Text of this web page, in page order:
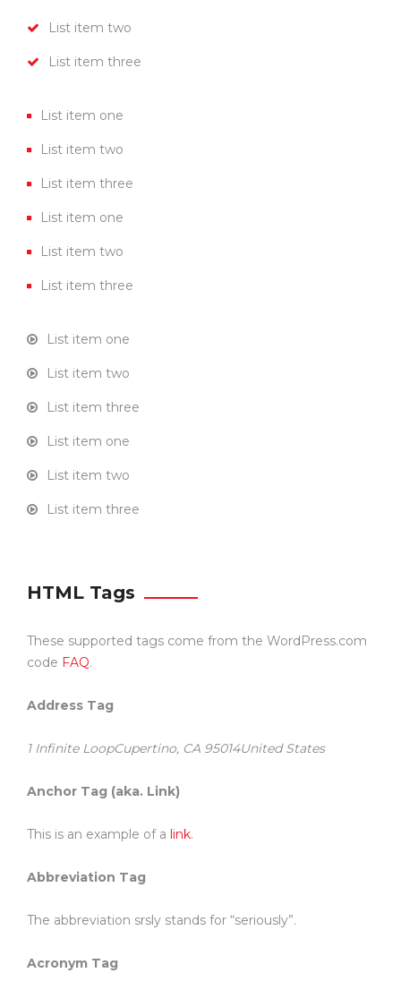
List item two
List item three
List item one
List item two
List item three
List item one
List item two
List item three
List item one
List item two
List item three
List item one
List item two
List item three
HTML Tags
These supported tags come from the WordPress.com
code FAQ.
Address Tag
1 Infinite LoopCupertino, CA 95014United States
Anchor Tag (aka. Link)
This is an example of a link.
Abbreviation Tag
The abbreviation srsly stands for “seriously”.
Acronym Tag